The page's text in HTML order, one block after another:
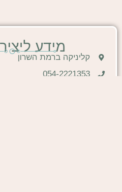
מידע
קליניקה ברמת השרון
054-2221353